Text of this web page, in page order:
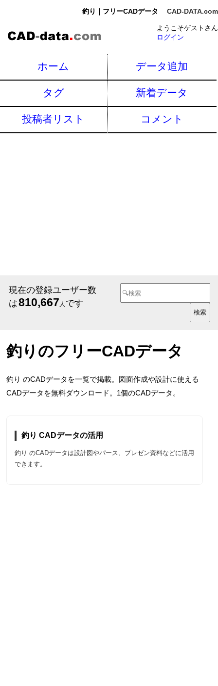
釣り｜フリーCADデータ CAD-DATA.com
ようこそゲストさん
ログイン
ホーム データ追加
タグ 新着データ
投稿者リスト コメント
現在の登録ユーザー数
は810,667 人 です
釣りのフリーCADデータ
釣り のCADデータを一覧で掲載。図面作成や設計に使える
CADデータを無料ダウンロード。1個のCADデータ。
釣り CADデータの活用
釣り のCADデータは設計図やパース、プレゼン資料などに活用
できます。